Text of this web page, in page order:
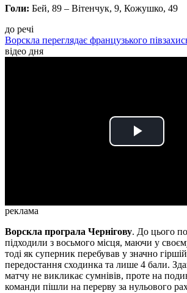
Голи: Бей, 89 – Вітенчук, 9, Кожушко, 49
до речі
Ворскла переглядає французького
відео дня
Play
реклама
Ворскла програла Чернігову. До цього
підходили з восьмого місця, маючи у
тоді як суперник перебував у значно гіршій
передостання сходинка та лише 4 бали.
матчу не викликає сумнівів, проте на
команди пішли на перерву за нульового